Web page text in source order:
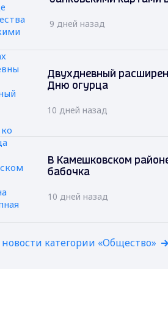
9 дней назад
Двухдневный
Дню огурца
10 дней назад
В Камешковском
бабочка
10 дней назад
категории «Общество»